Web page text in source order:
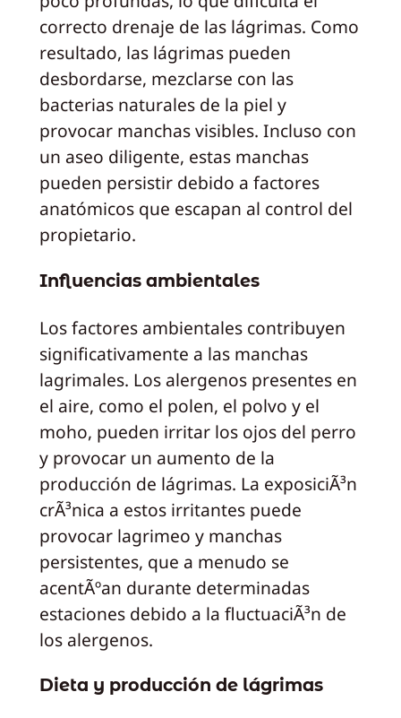
correcto drenaje de las lágrimas. Como
resultado, las lágrimas pueden
desbordarse, mezclarse con las
bacterias naturales de la piel y
provocar manchas visibles. Incluso con
un aseo diligente, estas manchas
pueden persistir debido a factores
anatómicos que escapan al control del
propietario.
Influencias ambientales
Los factores ambientales contribuyen
significativamente a las manchas
lagrimales. Los alergenos presentes en
el aire, como el polen, el polvo y el
moho, pueden irritar los ojos del perro
y provocar un aumento de la
producción de lágrimas. La exposiciÃ³n
crÃ³nica a estos irritantes puede
provocar lagrimeo y manchas
persistentes, que a menudo se
acentÃºan durante determinadas
estaciones debido a la fluctuaciÃ³n de
los alergenos.
Dieta y producción de lágrimas